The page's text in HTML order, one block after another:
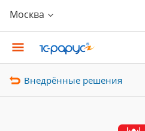
Москва
Внедрённые решения